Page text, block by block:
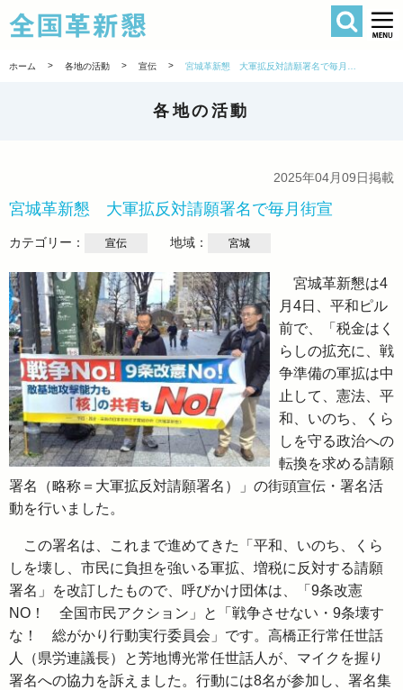
全国革新懇
検索
ホーム > 各地の活動 > 宣伝 >
各地の活動
2025年04月09日掲載
宮城革新懇 大軍拡反対請願署名で毎月街宣
カテゴリー： 宣伝 地域： 宮城
宮城革新懇は4
月4日、平和ピル
前で、「税金はく
らしの拡充に、戦
争準備の軍拡は中
止して、憲法、平
和、いのち、くら
しを守る政治への
転換を求める請願
署名（略称＝大軍拡反対請願署名）」の街頭宣伝・署名活
動を行いました。
この署名は、これまで進めてきた「平和、いのち、くら
しを壊し、市民に負担を強いる軍拡、増税に反対する請願
署名」を改訂したもので、呼びかけ団体は、「9条改憲
NO！ 全国市民アクション」と「戦争させない・9条壊す
な！ 総がかり行動実行委員会」です。高橋正行常任世話
人（県労連議長）と芳地博光常任世話人が、マイクを握り
署名への協力を訴えました。行動には8名が参加し、署名集